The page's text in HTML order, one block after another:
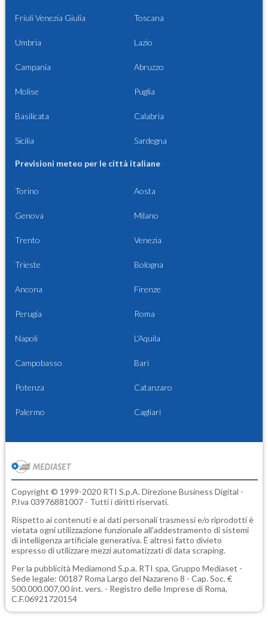
Friuli Venezia Giulia Toscana
Umbria Lazio
Campania Abruzzo
Molise Puglia
Basilicata Calabria
Sicilia Sardegna
Previsioni meteo per le città italiane
Torino Aosta
Genova Milano
Trento Venezia
Trieste Bologna
Ancona Firenze
Perugia Roma
Napoli L'Aquila
Campobasso Bari
Potenza Catanzaro
Palermo Cagliari
Copyright © 1999-2020 RTI S.p.A. Direzione Business Digital -
P.Iva 03976881007 - Tutti i diritti riservati.
Rispetto ai contenuti e ai dati personali trasmessi e/o riprodotti è
vietata ogni utilizzazione funzionale all'addestramento di sistemi
di intelligenza artificiale generativa. È altresì fatto divieto
espresso di utilizzare mezzi automatizzati di data scraping.
Per la pubblicità Mediamond S.p.a. RTI spa, Gruppo Mediaset -
Sede legale: 00187 Roma Largo del Nazareno 8 - Cap. Soc. €
500.000.007,00 int. vers. - Registro delle Imprese di Roma,
C.F.06921720154